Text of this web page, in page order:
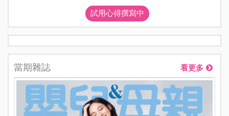
試用心得撰寫中
當期雜誌 看更多